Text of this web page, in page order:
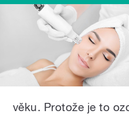
věku. Protože je to